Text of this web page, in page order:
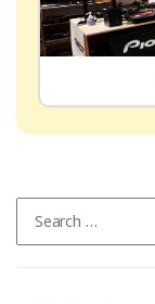
for: